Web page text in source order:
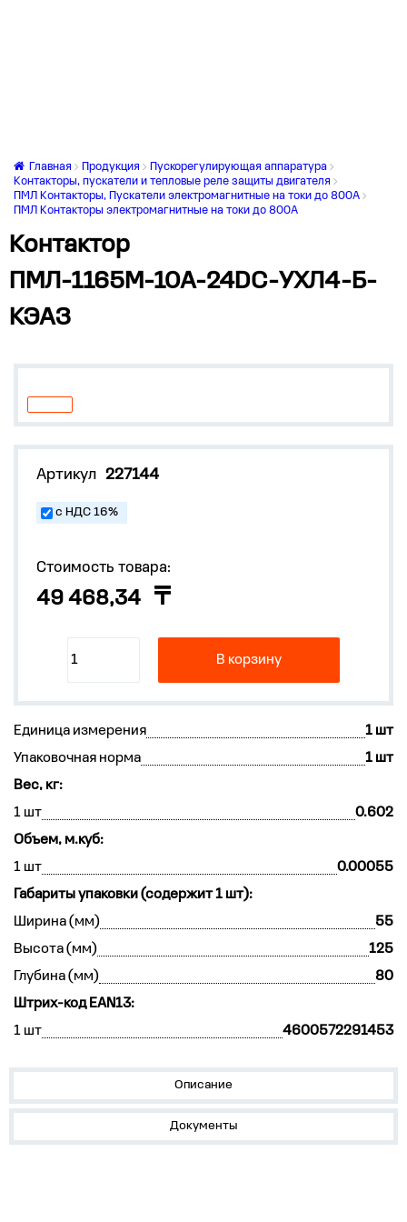
Главная Продукция
Пускорегулирующая аппаратура
Контакторы, пускатели и тепловые реле защиты двигателя
ПМЛ Контакторы, Пускатели электромагнитные на токи до 800А
ПМЛ Контакторы электромагнитные на токи до 800А
Контактор
ПМЛ-1165М-10А-24DC-УХЛ4-Б-
КЭАЗ
Артикул 227144
с НДС 16%
Стоимость товара:
49 468,34
В корзину
Единица измерения
1 шт
Упаковочная норма
1 шт
Вес, кг:
1 шт
0.602
Объем, м.куб:
1 шт
0.00055
Габариты упаковки (содержит 1 шт):
Ширина (мм)
55
Высота (мм)
125
Глубина (мм)
80
Штрих-код EAN13:
1 шт
4600572291453
Описание
Документы